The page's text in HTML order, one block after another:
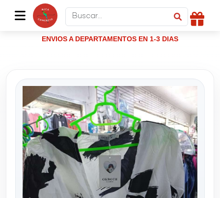
ENVIOS A DEPARTAMENTOS EN 1-3 DIAS